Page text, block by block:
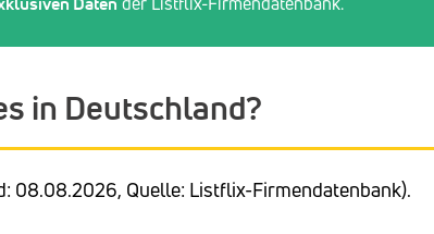
in Deutschland?
08.08.2026, Quelle: Listflix-Firmendatenbank).